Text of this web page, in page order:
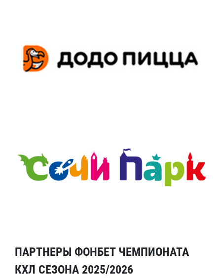
ПАРТНЕРЫ ФОНБЕТ ЧЕМПИОНАТА
КХЛ СЕЗОНА 2025/2026